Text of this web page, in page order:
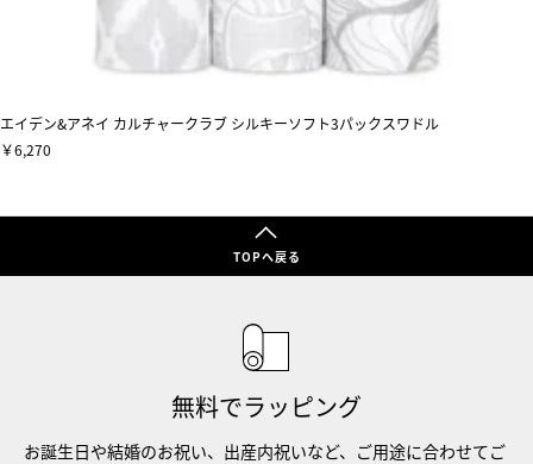
エイデン&アネイ カルチャークラブ シルキーソフト3パックスワドル
￥6,270
TOPへ戻る
無料でラッピング
お誕生日や結婚のお祝い、出産内祝いなど、ご用途に合わせてご